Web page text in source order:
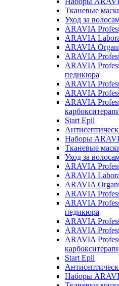
Тканевые
Уход за
ARAVIA
ARAVIA
ARAVIA
ARAVIA
ARAVIA
педикюра
ARAVIA
ARAVIA
ARAVIA
Start Epil
Наборы
Тканевые
Уход за
ARAVIA
ARAVIA
ARAVIA
ARAVIA
ARAVIA
педикюра
ARAVIA
ARAVIA
ARAVIA
Start Epil
Наборы